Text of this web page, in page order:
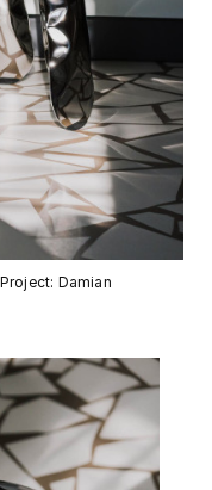
Damian